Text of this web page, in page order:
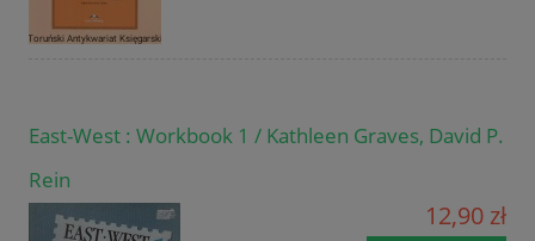
East-West : Workbook 1 / Kathleen Graves, David P.
Rein
12,90 zł